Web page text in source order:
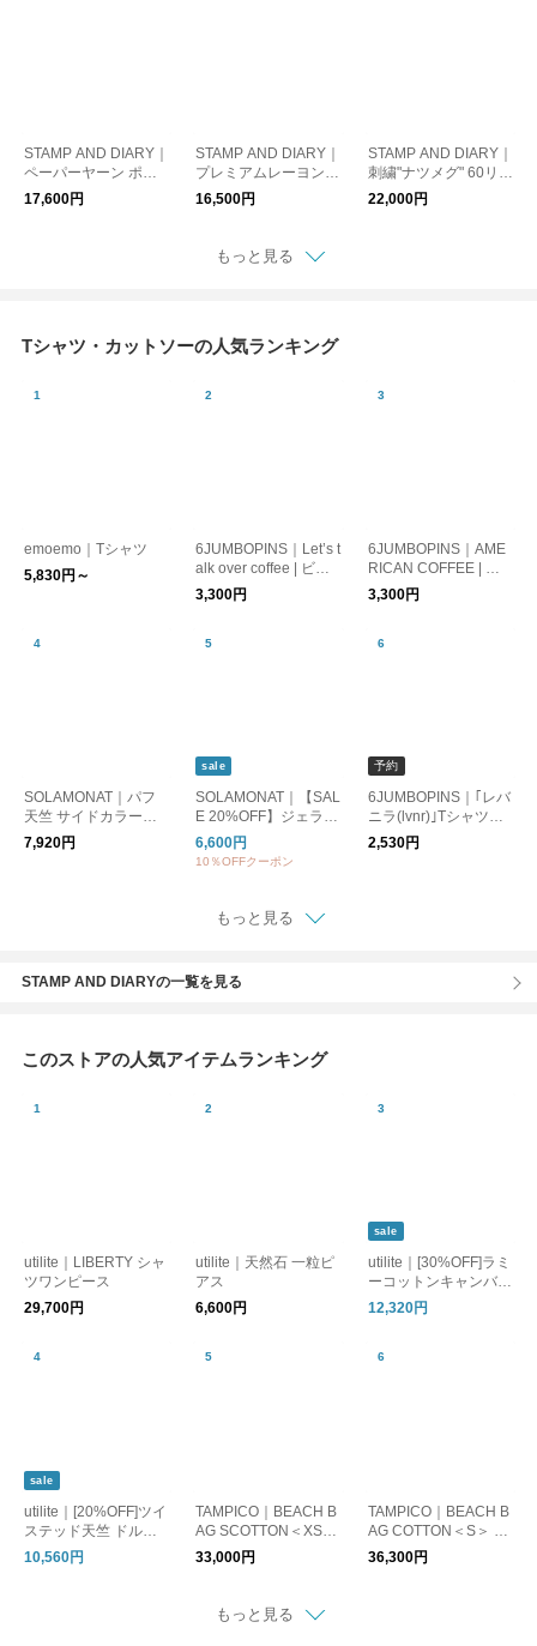
STAMP AND DIARY｜
ペーパーヤーン ポケ
ット付き半袖プルオー
バー
17,600円
STAMP AND DIARY｜
プレミアムレーヨンタ
イプライター ノーカ
ラープルオーバー
16,500円
STAMP AND DIARY｜
刺繍"ナツメグ" 60リネ
ン×リネン天竺 ドロー
ストリング付プルオー
22,000円
もっと見る
Tシャツ・カットソーの人気ランキング
emoemo｜Tシャツ
5,830円～
6JUMBOPINS｜Let’s t
alk over coffee | ビッ
グTシャツ
3,300円
6JUMBOPINS｜AME
RICAN COFFEE | ビ
ッグTシャツ
3,300円
SOLAMONAT｜パフ
天竺 サイドカラーリ
ボン 5分袖プリントプ
ルーオーバー(AREYO
7,920円
sale
SOLAMONAT｜【SAL
E 20%OFF】ジェラー
ト天竺 コクーンプル
オーバー トップス Tシ
6,600円
10％OFFクーポン
予約
6JUMBOPINS｜｢レバ
ニラ(lvnr)｣Tシャツ
【キナリノ別注】
2,530円
もっと見る
STAMP AND DIARYの一覧を見る
このストアの人気アイテムランキング
utilite｜LIBERTY シャ
ツワンピース
29,700円
utilite｜天然石 一粒ピ
アス
6,600円
sale
utilite｜[30%OFF]ラミ
ーコットンキャンバス
晴雨兼用長傘
12,320円
sale
utilite｜[20%OFF]ツイ
ステッド天竺 ドルマ
ンプルオーバー
10,560円
TAMPICO｜BEACH B
AG SCOTTON＜XS＞
コットンキャンバス
バッグ
33,000円
TAMPICO｜BEACH B
AG COTTON＜S＞ コ
ットンキャンバス バ
ッグ
36,300円
もっと見る